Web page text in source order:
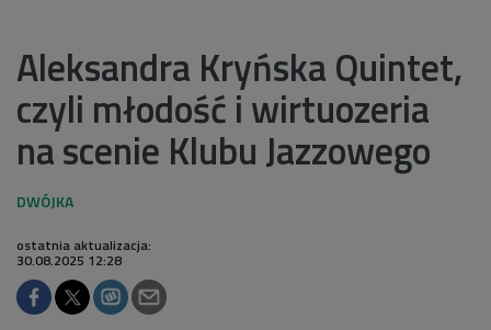
Aleksandra Kryńska Quintet,
czyli młodość i wirtuozeria
na scenie Klubu Jazzowego
ostatnia aktualizacja:
30.08.2025 12:28